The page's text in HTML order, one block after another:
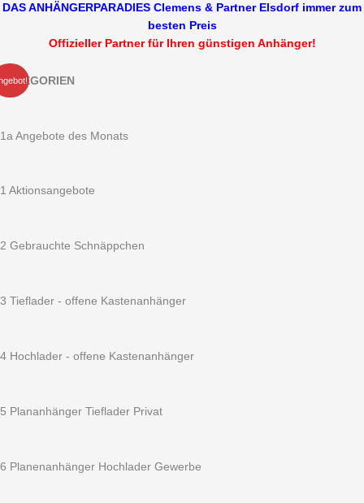
DAS ANHÄNGERPARADIES Clemens & Partner Elsdorf immer zum
besten Preis
Offizieller Partner für Ihren günstigen Anhänger!
KATEGORIEN
1a Angebote des Monats
1 Aktionsangebote
2 Gebrauchte Schnäppchen
3 Tieflader - offene Kastenanhänger
4 Hochlader - offene Kastenanhänger
5 Plananhänger Tieflader Privat
6 Planenanhänger Hochlader Gewerbe
*STEMA
RETRO
750
Dachreling
Kasten
Deckelanhänger/Campinganhänger
mm
km/h